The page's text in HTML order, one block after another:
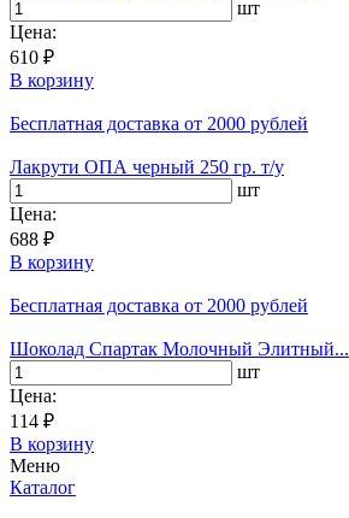
шт
Цена:
610 ₽
В корзину
Бесплатная доставка от 2000 рублей
Лакрути ОПА черный 250 гр. т/у
шт
Цена:
688 ₽
В корзину
Бесплатная доставка от 2000 рублей
Шоколад Спартак Молочный Элитный...
шт
Цена:
114 ₽
В корзину
Меню
Каталог